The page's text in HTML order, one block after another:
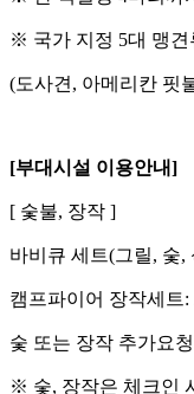
※ 국가 지정 5대 맹견
(도사견, 아메리칸 핏
[부대시설 이용안내]
[ 숯불, 장작 ]
바비큐 세트(그릴, 숯,
캠프파이어 장작세트:
숯 또는 장작 추가요청
※ 숯, 장작은 체크인